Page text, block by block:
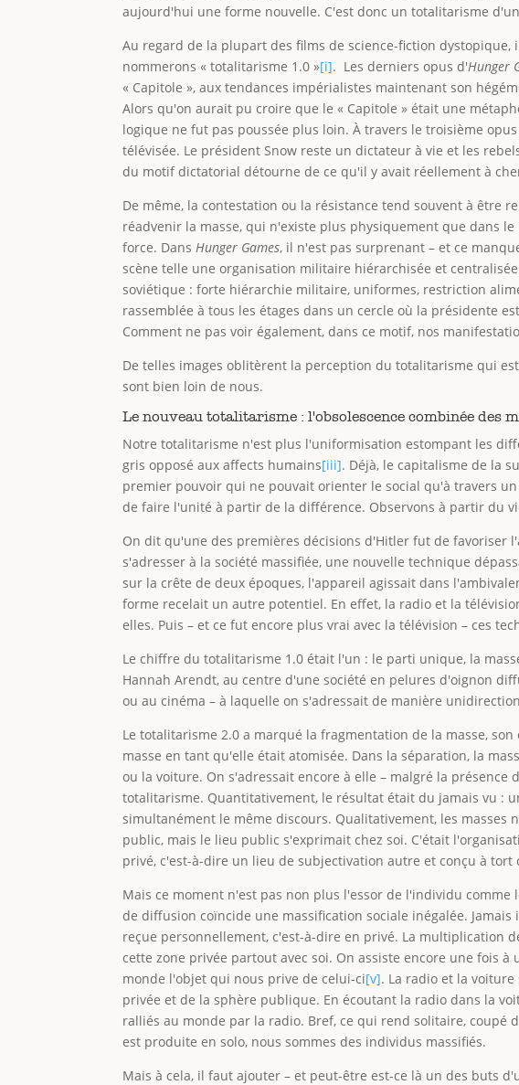
aujourd'hui une forme nouvelle. C'est donc un totalitarisme
Au regard de la plupart des films de science-fiction
nommerons « totalitarisme 1.0 »[i]. Les derniers opus d'Hunger
« Capitole », aux tendances impérialistes maintenant son
Alors qu'on aurait pu croire que le « Capitole » était une
logique ne fut pas poussée plus loin. À travers le troisième
télévisée. Le président Snow reste un dictateur à vie et les
du motif dictatorial détourne de ce qu'il y avait réellement à
De même, la contestation ou la résistance tend souvent à être
réadvenir la masse, qui n'existe plus physiquement que dans
force. DansHunger Games, il n'est pas surprenant – et ce
scène telle une organisation militaire hiérarchisée et
soviétique : forte hiérarchie militaire, uniformes, restriction
rassemblée à tous les étages dans un cercle où la présidente
Comment ne pas voir également, dans ce motif, nos
De telles images oblitèrent la perception du totalitarisme qui
sont bien loin de nous.
Le nouveau totalitarisme : l'obsolescence combinée des
Notre totalitarisme n'est plus l'uniformisation estompant les
gris opposé aux affects humains[iii]. Déjà, le capitalisme de la
premier pouvoir qui ne pouvait orienter le social qu'à travers
de faire l'unité à partir de la différence. Observons à partir du
On dit qu'une des premières décisions d'Hitler fut de favoriser
s'adresser à la société massifiée, une nouvelle technique
sur la crête de deux époques, l'appareil agissait dans
forme recelait un autre potentiel. En effet, la radio et la
elles. Puis – et ce fut encore plus vrai avec la télévision – ces
Le chiffre du totalitarisme 1.0 était l'un : le parti unique, la
Hannah Arendt, au centre d'une société en pelures d'oignon
ou au cinéma – à laquelle on s'adressait de manière
Le totalitarisme 2.0 a marqué la fragmentation de la masse,
masse en tant qu'elle était atomisée. Dans la séparation, la
ou la voiture. On s'adressait encore à elle – malgré la
totalitarisme. Quantitativement, le résultat était du jamais vu :
simultanément le même discours. Qualitativement, les
public, mais le lieu public s'exprimait chez soi. C'était
privé, c'est-à-dire un lieu de subjectivation autre et conçu à
Mais ce moment n'est pas non plus l'essor de l'individu
de diffusion coïncide une massification sociale inégalée.
reçue personnellement, c'est-à-dire en privé. La multiplication
cette zone privée partout avec soi. On assiste encore une fois
monde l'objet qui nous prive de celui-ci[v]. La radio et la
privée et de la sphère publique. En écoutant la radio dans la
ralliés au monde par la radio. Bref, ce qui rend solitaire, coupé
est produite en solo, nous sommes des individus massifiés.
Mais à cela, il faut ajouter – et peut-être est-ce là un des buts